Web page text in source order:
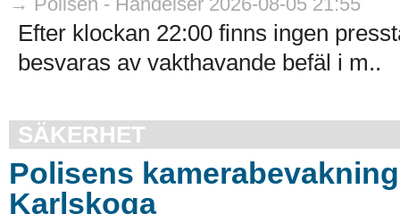
Efter klockan 22:00 finns ingen
besvaras av vakthavande befäl i m..
SÄKERHET
Polisens
Karlskoga